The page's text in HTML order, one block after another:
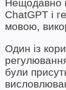
Нещодавно
ChatGPT і
мовою,
Один із
були